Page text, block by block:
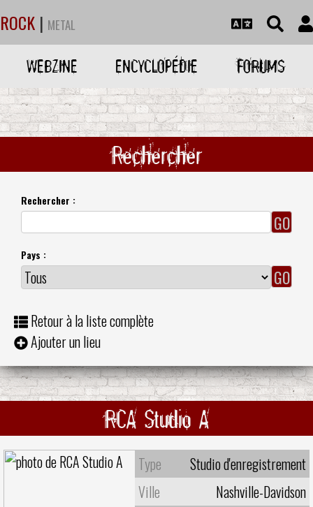
ROCK | METAL
WEBZINE ENCYCLOPÉDIE FORUMS
Rechercher
Rechercher :
Pays :
Retour à la liste complète
Ajouter un lieu
RCA Studio A
Type
Studio d'enregistrement
Ville
Nashville-Davidson